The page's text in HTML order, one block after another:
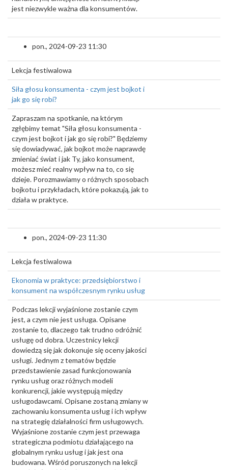
jest niezwykle ważna dla konsumentów.
pon., 2024-09-23 11:30
Lekcja festiwalowa
Siła głosu konsumenta - czym jest bojkot i
jak go się robi?
Zapraszam na spotkanie, na którym
zgłębimy temat "Siła głosu konsumenta -
czym jest bojkot i jak go się robi?" Będziemy
się dowiadywać, jak bojkot może naprawdę
zmieniać świat i jak Ty, jako konsument,
możesz mieć realny wpływ na to, co się
dzieje. Porozmawiamy o różnych sposobach
bojkotu i przykładach, które pokazują, jak to
działa w praktyce.
pon., 2024-09-23 11:30
Lekcja festiwalowa
Ekonomia w praktyce: przedsiębiorstwo i
konsument na współczesnym rynku usług
Podczas lekcji wyjaśnione zostanie czym
jest, a czym nie jest usługa. Opisane
zostanie to, dlaczego tak trudno odróżnić
usługę od dobra. Uczestnicy lekcji
dowiedzą się jak dokonuje się oceny jakości
usługi. Jednym z tematów będzie
przedstawienie zasad funkcjonowania
rynku usług oraz różnych modeli
konkurencji, jakie występują między
usługodawcami. Opisane zostaną zmiany w
zachowaniu konsumenta usług i ich wpływ
na strategię działalności firm usługowych.
Wyjaśnione zostanie czym jest przewaga
strategiczna podmiotu działającego na
globalnym rynku usług i jak jest ona
budowana. Wśród poruszonych na lekcji